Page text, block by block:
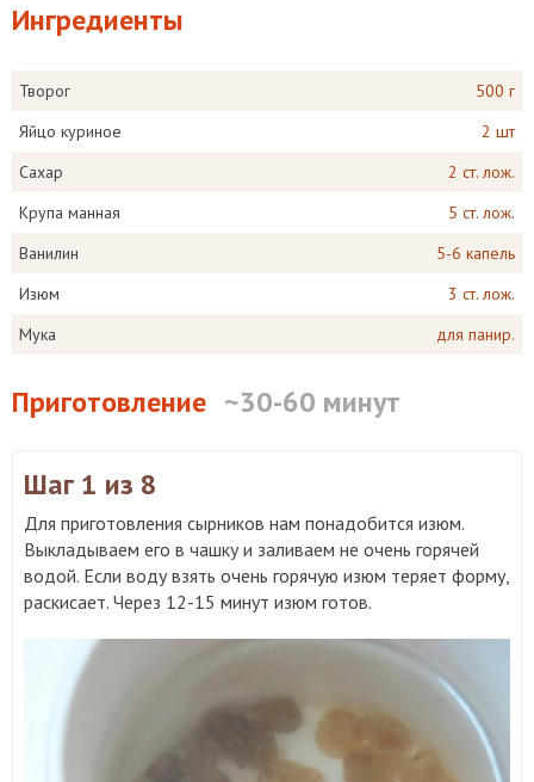
Ингредиенты
Творог
500 г
Яйцо куриное
2 шт
Сахар
2 ст. лож.
Крупа манная
5 ст. лож.
Ванилин
5-6 капель
Изюм
3 ст. лож.
Мука
для панир.
Приготовление ~30-60 минут
Шаг 1 из 8
Для приготовления сырников нам понадобится изюм.
Выкладываем его в чашку и заливаем не очень горячей
водой. Если воду взять очень горячую изюм теряет форму,
раскисает. Через 12-15 минут изюм готов.